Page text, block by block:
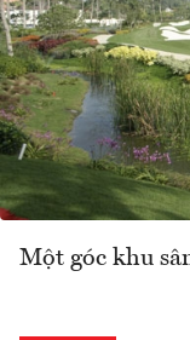
Một góc khu